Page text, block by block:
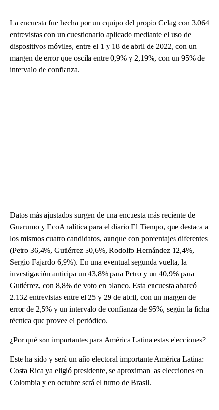
La encuesta fue hecha por un equipo del propio Celag con 3.064
entrevistas con un cuestionario aplicado mediante el uso de
dispositivos móviles, entre el 1 y 18 de abril de 2022, con un
margen de error que oscila entre 0,9% y 2,19%, con un 95% de
intervalo de confianza.
Datos más ajustados surgen de una encuesta más reciente de
Guarumo y EcoAnalítica para el diario El Tiempo, que destaca a
los mismos cuatro candidatos, aunque con porcentajes diferentes
(Petro 36,4%, Gutiérrez 30,6%, Rodolfo Hernández 12,4%,
Sergio Fajardo 6,9%). En una eventual segunda vuelta, la
investigación anticipa un 43,8% para Petro y un 40,9% para
Gutiérrez, con 8,8% de voto en blanco. Esta encuesta abarcó
2.132 entrevistas entre el 25 y 29 de abril, con un margen de
error de 2,5% y un intervalo de confianza de 95%, según la ficha
técnica que provee el periódico.
¿Por qué son importantes para América Latina estas elecciones?
Este ha sido y será un año electoral importante América Latina:
Costa Rica ya eligió presidente, se aproximan las elecciones en
Colombia y en octubre será el turno de Brasil.